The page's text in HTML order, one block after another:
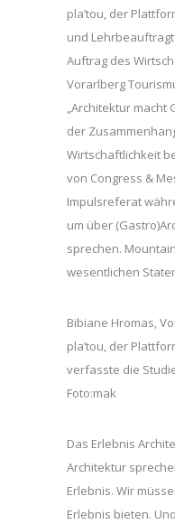
pla’tou, der
und
Auftrag des
Vorarlberg
„Architektur macht
der
Wirtschaftlichkeit
von Congress &
Impulsreferat
um über
sprechen.
wesentlichen
Bibiane Hromas,
pla’tou, der
verfasste die
Foto:mak
Das Erlebnis
Architektur
Erlebnis. Wir
Erlebnis bieten.